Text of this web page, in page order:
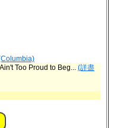
Too Proud to Beg... (詳盡